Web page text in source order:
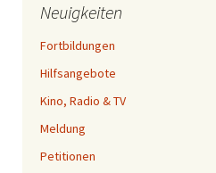
Neuigkeiten
Fortbildungen
Hilfsangebote
Kino, Radio & TV
Meldung
Petitionen